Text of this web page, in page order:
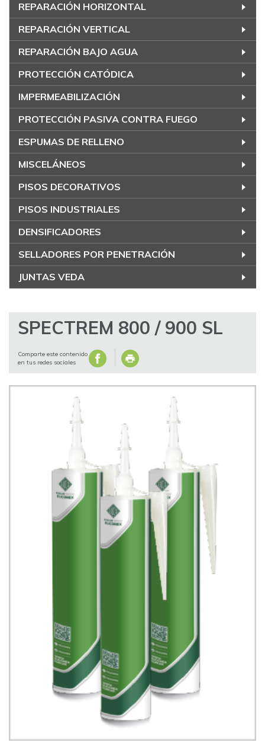
REPARACIÓN HORIZONTAL
REPARACIÓN VERTICAL
REPARACIÓN BAJO AGUA
PROTECCIÓN CATÓDICA
IMPERMEABILIZACIÓN
PROTECCIÓN PASIVA CONTRA FUEGO
ESPUMAS DE RELLENO
MISCELÁNEOS
PISOS DECORATIVOS
PISOS INDUSTRIALES
DENSIFICADORES
SELLADORES POR PENETRACIÓN
JUNTAS VEDA
SPECTREM 800 / 900 SL
Comparte este contenido
en tus redes sociales